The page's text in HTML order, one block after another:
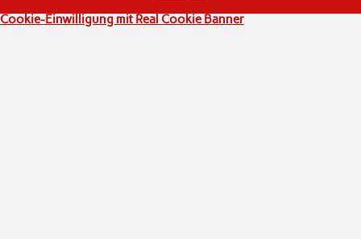
Cookie-Einwilligung mit Real Cookie Banner